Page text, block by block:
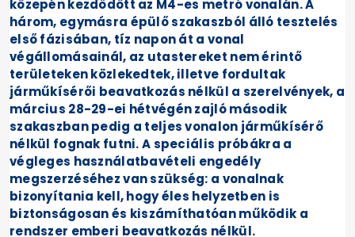
közepén kezdődött az M4-es metró vonalán. A
három, egymásra épülő szakaszból álló tesztelés
első fázisában, tíz napon át a vonal
végállomásainál, az utastereket nem érintő
területeken közlekedtek, illetve fordultak
járműkísérői beavatkozás nélkül a szerelvények, a
március 28-29-ei hétvégén zajló második
szakaszban pedig a teljes vonalon járműkísérő
nélkül fognak futni. A speciális próbákra a
végleges használatbavételi engedély
megszerzéséhez van szükség: a vonalnak
bizonyítania kell, hogy éles helyzetben is
biztonságosan és kiszámíthatóan működik a
rendszer emberi beavatkozás nélkül.